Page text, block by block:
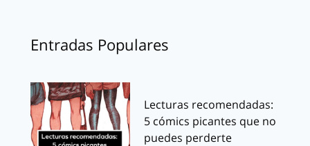
Entradas Populares
Lecturas recomendadas:
5 cómics picantes que no
puedes perderte